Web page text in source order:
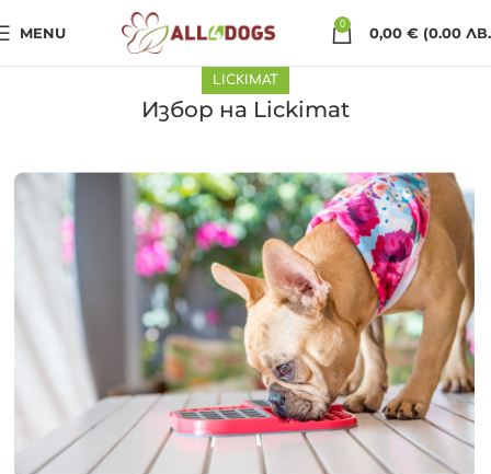
MENU 0 0,00 € (0.00
LICKIMAT
Избор на Lickimat